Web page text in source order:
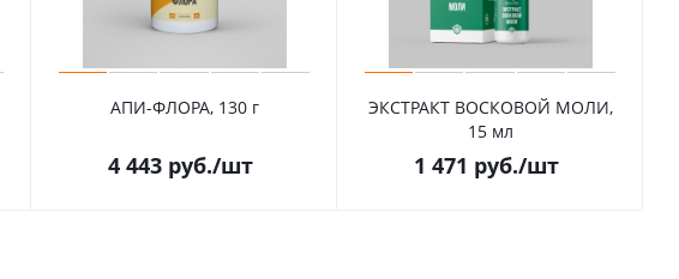
АПИ-ФЛОРА, 130 г
4 443руб./шт
ЭКСТРАКТ ВОСКОВОЙ МОЛИ,
15 мл
1 471 руб./шт